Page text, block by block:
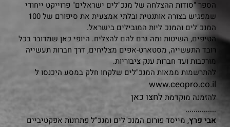
הספר "סודות ההצלחה של מנכ"לים ישראלים" פרוייקט ייחודי
שמפגיש בצורה אותנטית ובלתי אמצעית את סיפורם של 100
המנכ"לים והמנכ"ליות המובילים בישראל.
הטיפים, השיטות ומה גרם להם להצליח. היופי כאן שמדובר בכל
רובד התעשייה, מסטארט-אפים מצליחים, דרך חברות תעשייה
מורכבות ועד חברות ענק ציבוריות.
להתרשמות ממאות המנכ"לים שלקחו חלק במסע היכנסו ל
www.ceopro.co.il
להזמנה מוקדמת לחצו כאן
...............
אבי פרץ, מייסד פורום המנכ"לים ומנכ"ל פתרונות אפקטיביים